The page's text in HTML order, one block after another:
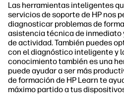
Las herramientas inteligentes
servicios de soporte de HP nos
diagnosticar problemas de
asistencia técnica de inmediato
de actividad. También puedes
con el diagnóstico inteligente y
conocimiento también es una
puede ayudar a ser más
de formación de HP Learn te
máximo partido a tus